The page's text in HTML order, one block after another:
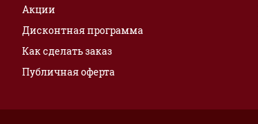
Акции
Дисконтная программа
Как сделать заказ
Публичная оферта